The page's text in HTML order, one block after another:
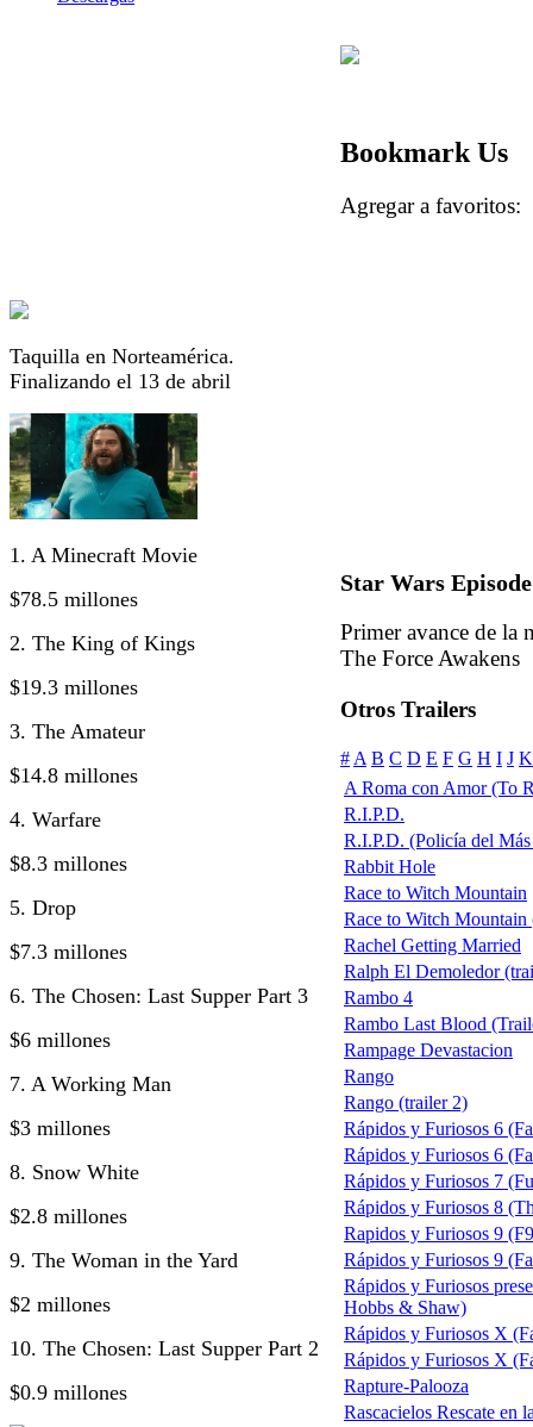
Taquilla en Norteamérica.
Finalizando el 13 de abril
1. A Minecraft Movie
$78.5 millones
2. The King of Kings
$19.3 millones
3. The Amateur
$14.8 millones
4. Warfare
$8.3 millones
5. Drop
$7.3 millones
6. The Chosen: Last Supper Part 3
$6 millones
7. A Working Man
$3 millones
8. Snow White
$2.8 millones
9. The Woman in the Yard
$2 millones
10. The Chosen: Last Supper Part 2
$0.9 millones
Bookmark Us
Agregar a
Star Wars
Primer avance de la
The Force Awakens
Otros Trailers
# A B C D E F G H I J K
A Roma con Amor (To
R.I.P.D.
R.I.P.D. (Policía del
Rabbit Hole
Race to Witch Mountain
Race to Witch Mountain
Rachel Getting Married
Ralph El Demoledor
Rambo 4
Rambo Last Blood
Rampage Devastacion
Rango
Rango (trailer 2)
Rápidos y Furiosos 6
Rápidos y Furiosos 6
Rápidos y Furiosos 7
Rápidos y Furiosos 8
Rapidos y Furiosos 9
Rápidos y Furiosos 9
Rápidos y Furiosos
Hobbs & Shaw)
Rápidos y Furiosos X
Rápidos y Furiosos X
Rapture-Palooza
Rascacielos Rescate en